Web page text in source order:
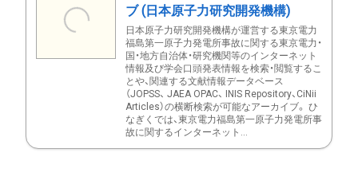
ブ (日本原子力研究開発機構)
日本原子力研究開発機構が運営する東京電力
福島第一原子力発電所事故に関する東京電力・
国・地方自治体・研究機関等のインターネット
情報及び学会口頭発表情報を検索・閲覧するこ
とや、関連する文献情報データベース
（JOPSS、 JAEA OPAC、 INIS Repository、CiNii
Articles）の横断検索が可能なアーカイブ。 ひ
なぎくでは、東京電力福島第一原子力発電所事
故に関するインターネット...